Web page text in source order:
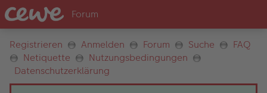
Registrieren Anmelden Forum Suche
FAQ
Netiquette
Nutzungsbedingungen
Datenschutzerklärung